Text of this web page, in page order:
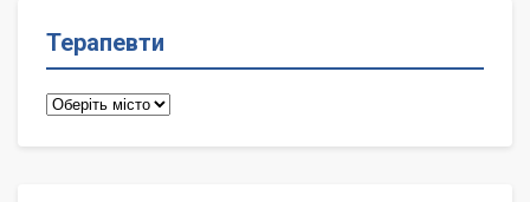
Терапевти
Терапевти